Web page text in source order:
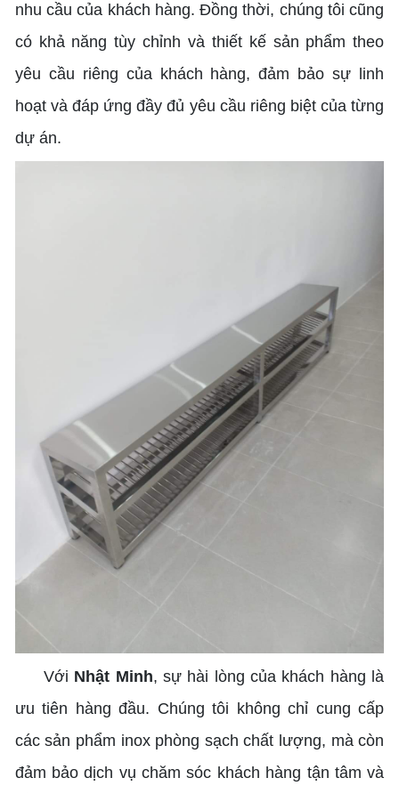
nhu cầu của khách hàng. Đồng thời, chúng tôi cũng
có khả năng tùy chỉnh và thiết kế sản phẩm theo
yêu cầu riêng của khách hàng, đảm bảo sự linh
hoạt và đáp ứng đầy đủ yêu cầu riêng biệt của từng
dự án.
Với Nhật Minh, sự hài lòng của khách hàng là
ưu tiên hàng đầu. Chúng tôi không chỉ cung cấp
các sản phẩm inox phòng sạch chất lượng, mà còn
đảm bảo dịch vụ chăm sóc khách hàng tận tâm và